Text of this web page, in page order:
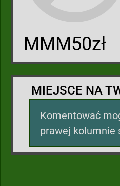
MMM50zł
MIEJSCE NA
Komentować
prawej kolumnie